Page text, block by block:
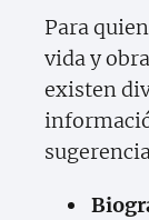
Para
vida y
existen